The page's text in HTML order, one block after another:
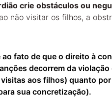
crie obstáculos ou
não visitar os filhos, a
ao fato de que o direito à
decorrem da
aos filhos) quanto
sua concretização).